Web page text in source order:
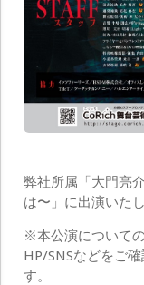
弊社所属「大門亮
は〜」に出演いたし
※本公演について
HP/SNSなどをご
す。